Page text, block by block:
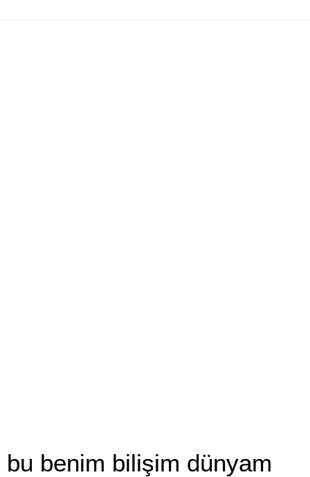
bu benim bilişim dünyam